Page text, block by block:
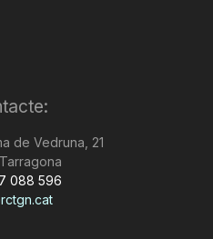
de Vedruna, 21
088 596